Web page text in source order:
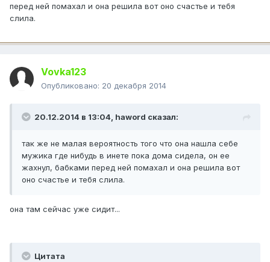
перед ней помахал и она решила вот оно счастье и тебя
слила.
Vovka123
Опубликовано: 20 декабря 2014
20.12.2014 в 13:04, haword сказал:
так же не малая вероятность того что она нашла себе
мужика где нибудь в инете пока дома сидела, он ее
жахнул, бабками перед ней помахал и она решила вот
оно счастье и тебя слила.
она там сейчас уже сидит...
Цитата